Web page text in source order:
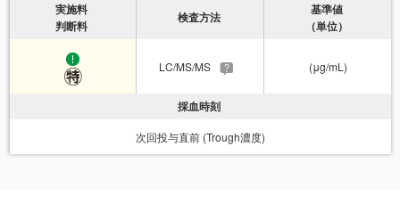
実施料
判断料
検査方法
基準値
（単位）
LC/MS/MS (μg/mL)
採血時刻
次回投与直前 (Trough濃度)